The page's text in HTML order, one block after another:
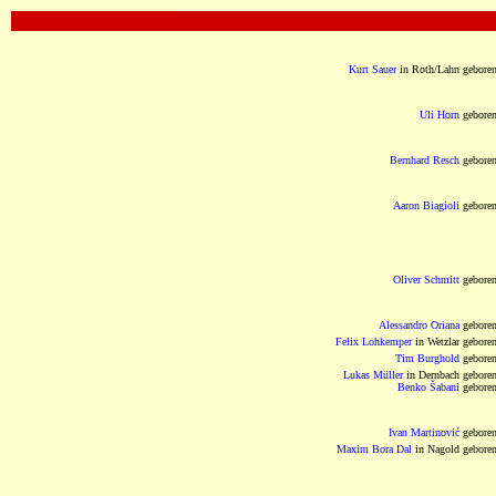
Kurt Sauerin Roth/Lahn geboren
Uli Horn geboren
Bernhard Resch geboren
Aaron Biagioli geboren
Oliver Schmitt geboren
Alessandro Oriana geboren
Felix Lohkemperin Wetzlar geboren
Tim Burghold geboren
Lukas Müllerin Dernbach geboren
Benko Šabani geboren
Ivan Martinović geboren
Maxim Bora Dal in Nagold geboren